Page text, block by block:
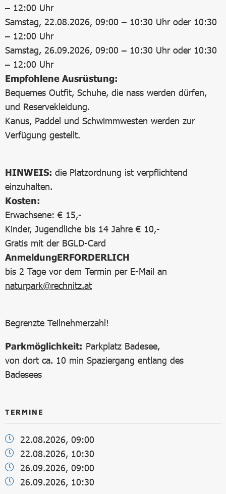
– 12:00 Uhr
Samstag, 22.08.2026, 09:00 – 10:30 Uhr oder 10:30
– 12:00 Uhr
Samstag, 26.09.2026, 09:00 – 10:30 Uhr oder 10:30
– 12:00 Uhr
Empfohlene Ausrüstung:
Bequemes Outfit, Schuhe, die nass werden dürfen,
und Reservekleidung.
Kanus, Paddel und Schwimmwesten werden zur
Verfügung gestellt.
HINWEIS: die Platzordnung ist verpflichtend
einzuhalten.
Kosten:
Erwachsene: € 15,-
Kinder, Jugendliche bis 14 Jahre € 10,-
Gratis mit der BGLD-Card
AnmeldungERFORDERLICH
bis 2 Tage vor dem Termin per E-Mail an
naturpark@rechnitz.at
Begrenzte Teilnehmerzahl!
Parkmöglichkeit: Parkplatz Badesee,
von dort ca. 10 min Spaziergang entlang des
Badesees
TERMINE
22.08.2026, 09:00
22.08.2026, 10:30
26.09.2026, 09:00
26.09.2026, 10:30